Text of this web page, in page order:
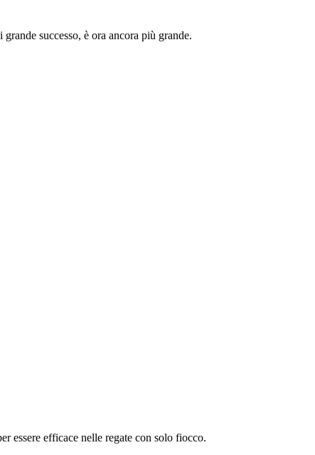
successo, è ora ancora più grande.
essere efficace nelle regate con solo fiocco.